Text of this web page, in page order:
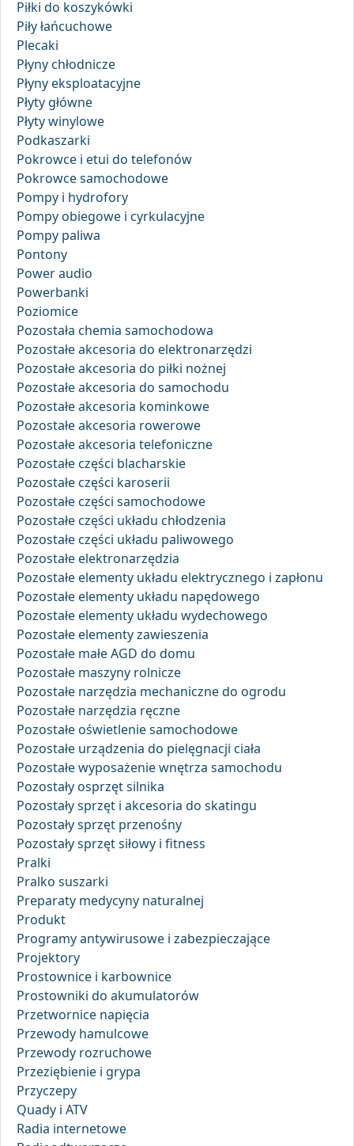
Piłki do koszykówki
Piły łańcuchowe
Plecaki
Płyny chłodnicze
Płyny eksploatacyjne
Płyty główne
Płyty winylowe
Podkaszarki
Pokrowce i etui do telefonów
Pokrowce samochodowe
Pompy i hydrofory
Pompy obiegowe i cyrkulacyjne
Pompy paliwa
Pontony
Power audio
Powerbanki
Poziomice
Pozostała chemia samochodowa
Pozostałe akcesoria do elektronarzędzi
Pozostałe akcesoria do piłki nożnej
Pozostałe akcesoria do samochodu
Pozostałe akcesoria kominkowe
Pozostałe akcesoria rowerowe
Pozostałe akcesoria telefoniczne
Pozostałe części blacharskie
Pozostałe części karoserii
Pozostałe części samochodowe
Pozostałe części układu chłodzenia
Pozostałe części układu paliwowego
Pozostałe elektronarzędzia
Pozostałe elementy układu elektrycznego i zapłonu
Pozostałe elementy układu napędowego
Pozostałe elementy układu wydechowego
Pozostałe elementy zawieszenia
Pozostałe małe AGD do domu
Pozostałe maszyny rolnicze
Pozostałe narzędzia mechaniczne do ogrodu
Pozostałe narzędzia ręczne
Pozostałe oświetlenie samochodowe
Pozostałe urządzenia do pielęgnacji ciała
Pozostałe wyposażenie wnętrza samochodu
Pozostały osprzęt silnika
Pozostały sprzęt i akcesoria do skatingu
Pozostały sprzęt przenośny
Pozostały sprzęt siłowy i fitness
Pralki
Pralko suszarki
Preparaty medycyny naturalnej
Produkt
Programy antywirusowe i zabezpieczające
Projektory
Prostownice i karbownice
Prostowniki do akumulatorów
Przetwornice napięcia
Przewody hamulcowe
Przewody rozruchowe
Przeziębienie i grypa
Przyczepy
Quady i ATV
Radia internetowe